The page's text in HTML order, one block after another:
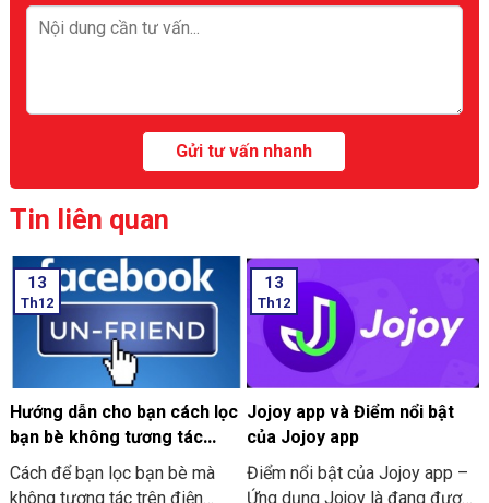
Tin liên quan
13
Th12
Hướng dẫn cho bạn cách lọc
bạn bè không tương tác
trên Facebook nhanh 2024
Cách để bạn lọc bạn bè mà
không tương tác trên điện
13
Th12
Jojoy app và Điểm nổi bật
của Jojoy app
Điểm nổi bật của Jojoy app –
Ứng dụng Jojoy là đang được